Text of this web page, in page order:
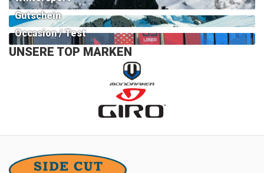
Gutschein
Occasion / Test
UNSERE TOP MARKEN